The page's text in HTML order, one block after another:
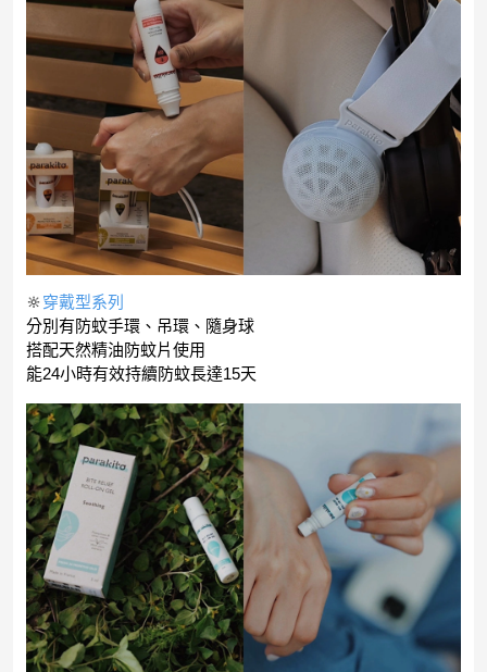
🔆穿戴型系列
分別有防蚊手環、吊環、隨身球
搭配天然精油防蚊片使用
能24小時有效持續防蚊長達15天